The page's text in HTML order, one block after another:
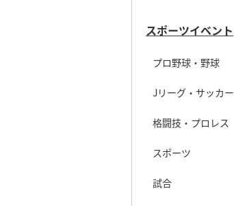
スポーツイベント
プロ野球・野球
Jリーグ・サッカー
格闘技・プロレス
スポーツ
試合